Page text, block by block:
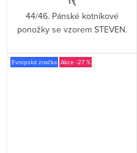
44/46. Pánské kotníkové
ponožky se vzorem STEVEN.
Evropská značka -27 %